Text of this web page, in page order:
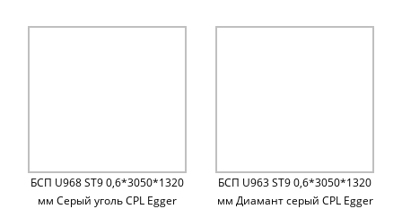
БСП U968 ST9 0,6*3050*1320
мм Серый уголь CPL Egger
БСП U963 ST9 0,6*3050*1320
мм Диамант серый CPL Egger